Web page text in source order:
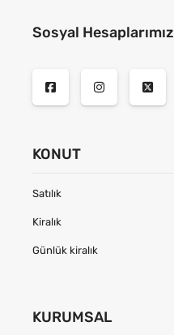
Sosyal Hesaplarımız
KONUT
Satılık
Kiralık
Günlük kiralık
KURUMSAL